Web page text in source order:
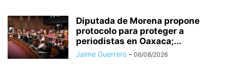
Diputada de Morena propone
protocolo para proteger a
periodistas en Oaxaca;...
Jaime Guerrero - 06/08/2026